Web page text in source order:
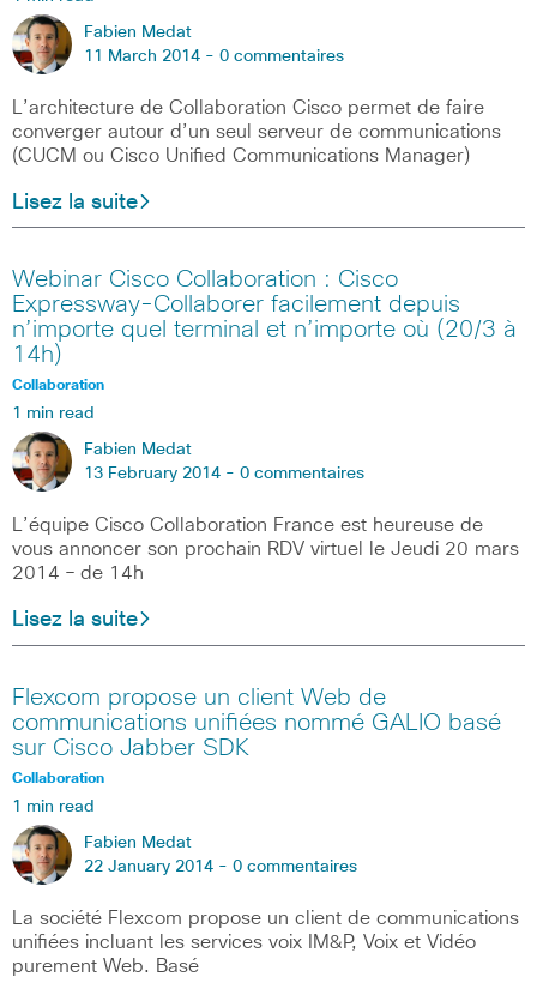
Fabien Medat
11 March 2014 - 0 commentaires
L’architecture de Collaboration Cisco permet de faire
converger autour d’un seul serveur de communications
(CUCM ou Cisco Unified Communications Manager)
Lisez la suite
Webinar Cisco Collaboration : Cisco
Expressway-Collaborer facilement depuis
n’importe quel terminal et n’importe où (20/3 à
14h)
Collaboration
1 min read
Fabien Medat
13 February 2014 - 0 commentaires
L’équipe Cisco Collaboration France est heureuse de
vous annoncer son prochain RDV virtuel le Jeudi 20 mars
2014 – de 14h
Lisez la suite
Flexcom propose un client Web de
communications unifiées nommé GALIO basé
sur Cisco Jabber SDK
Collaboration
1 min read
Fabien Medat
22 January 2014 - 0 commentaires
La société Flexcom propose un client de communications
unifiées incluant les services voix IM&P, Voix et Vidéo
purement Web. Basé